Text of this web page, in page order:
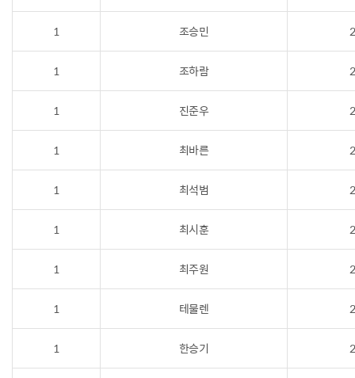
1 조승민
1 조하람
1 진준우
1 최바른
1 최석범
1 최시훈
1 최주원
1 테물렌
1 한승기